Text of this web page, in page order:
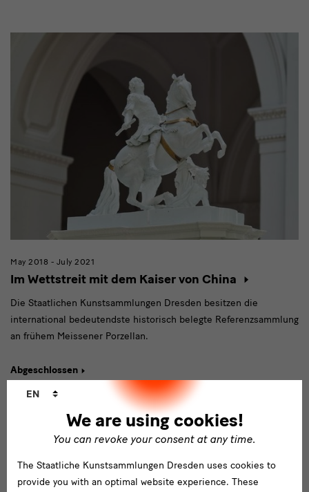
May 2018 - July 2021
Im Wettstreit mit dem Kaiser von China
Die Staatlichen Kunstsammlungen Dresden besitzen die
international bedeutendste historisch belegte Referenzsammlung
an frühem Meissener Porzellan.
Abgeschlossen
We are using cookies!
You can revoke your consent at any time.
Language
EN
The Staatliche Kunstsammlungen Dresden uses cookies to
provide you with an optimal website experience. These